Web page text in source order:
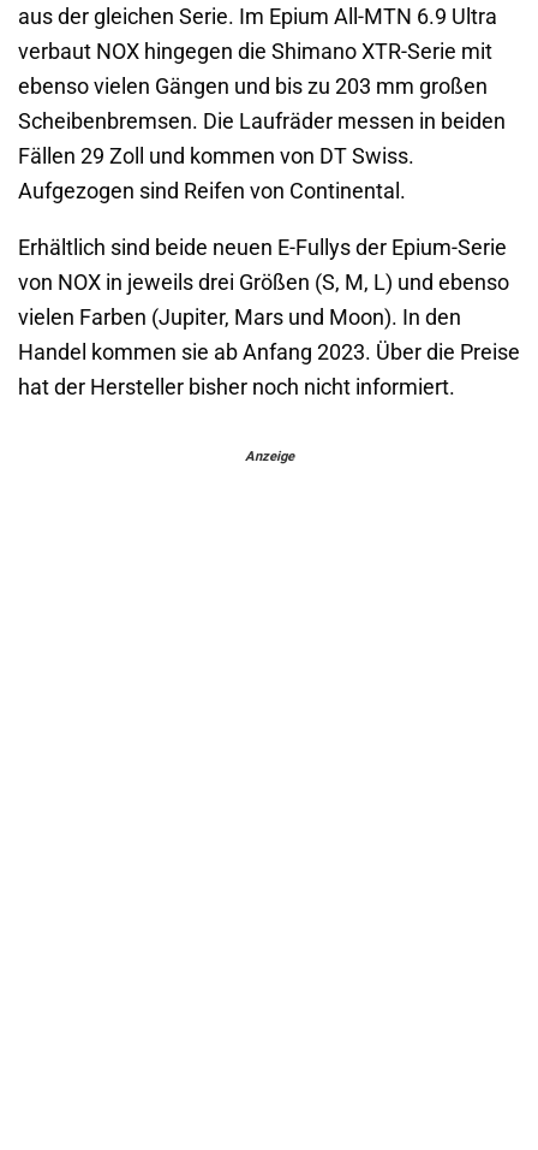
aus der gleichen Serie. Im Epium All-MTN 6.9 Ultra
verbaut NOX hingegen die Shimano XTR-Serie mit
ebenso vielen Gängen und bis zu 203 mm großen
Scheibenbremsen. Die Laufräder messen in beiden
Fällen 29 Zoll und kommen von DT Swiss.
Aufgezogen sind Reifen von Continental.
Erhältlich sind beide neuen E-Fullys der Epium-Serie
von NOX in jeweils drei Größen (S, M, L) und ebenso
vielen Farben (Jupiter, Mars und Moon). In den
Handel kommen sie ab Anfang 2023. Über die Preise
hat der Hersteller bisher noch nicht informiert.
Anzeige